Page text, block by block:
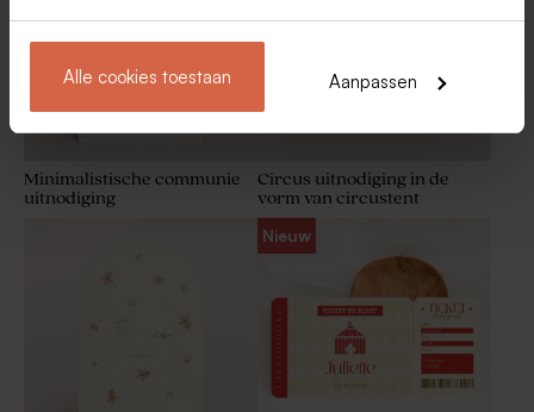
Alle cookies toestaan Aanpassen
Bellenblaas sticker met
Stoere menukaart voetbal
met foto
Minimalistische communie
uitnodiging
Circus uitnodiging in de
vorm van circustent
Nieuw